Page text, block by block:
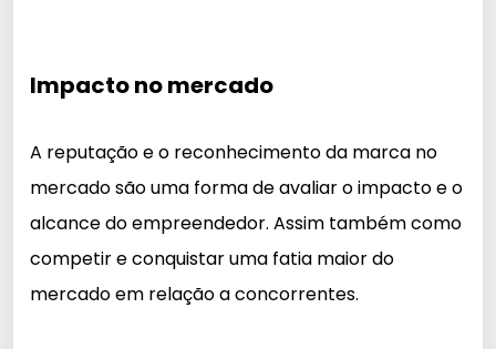
Impacto no mercado
A reputação e o reconhecimento da marca no
mercado são uma forma de avaliar o impacto e o
alcance do empreendedor. Assim também como
competir e conquistar uma fatia maior do
mercado em relação a concorrentes.